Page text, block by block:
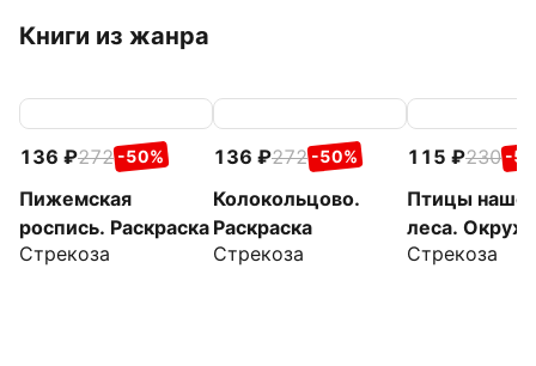
Книги из жанра
136 272 -50%
Пижемская
роспись. Раскраска
Стрекоза
136 272 -50%
Колокольцово.
Раскраска
Стрекоза
115 230 -
Птицы
леса.
мир.
Стрекоза